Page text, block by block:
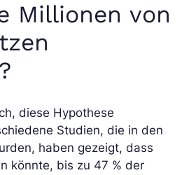
Millionen von
diese Hypothese
Studien, die in den
haben gezeigt, dass
könnte, bis zu 47 % der